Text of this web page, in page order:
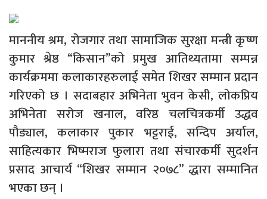
माननीय श्रम, रोजगार तथा सामाजिक सुरक्षा मन्त्री कृष्ण
कुमार श्रेष्ठ “किसान”को प्रमुख आतिथ्यतामा सम्पन्न
कार्यक्रममा कलाकारहरुलाई समेत शिखर सम्मान प्रदान
गरिएको छ । सदाबहार अभिनेता भुवन केसी, लोकप्रिय
अभिनेता सरोज खनाल, वरिष्ठ चलचित्रकर्मी उद्धव
पौड्याल, कलाकार पुकार भट्टराई, सन्दिप अर्याल,
साहित्यकार भिष्मराज फुलारा तथा संचारकर्मी सुदर्शन
प्रसाद आचार्य “शिखर सम्मान २०७८” द्धारा सम्मानित
भएका छन् ।